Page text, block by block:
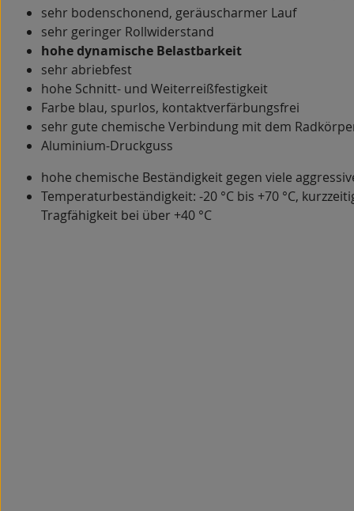
sehr bodenschonend, geräuscharmer Lauf
sehr geringer Rollwiderstand
hohe dynamische Belastbarkeit
sehr abriebfest
hohe Schnitt- und Weiterreißfestigkeit
Farbe blau, spurlos, kontaktverfärbungsfrei
sehr gute chemische Verbindung mit dem
Aluminium-Druckguss
hohe chemische Beständigkeit gegen viele
Temperaturbeständigkeit: -20 °C bis +70 °C,
Tragfähigkeit bei über +40 °C